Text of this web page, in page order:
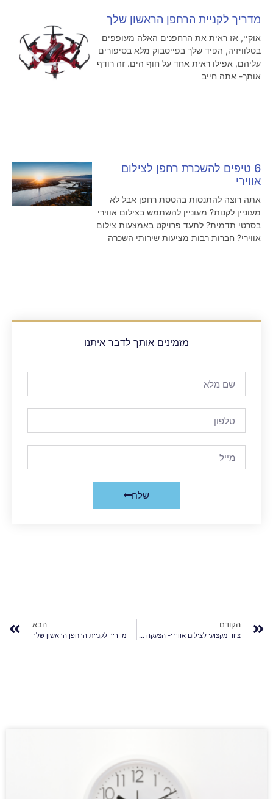
מדריך לקניית הרחפן הראשון שלך
אוקיי, אז ראית את הרחפנים האלה מעופפים
בטלוויזיה, הפיד שלך בפייסבוק מלא בסיפורים
עליהם, אפילו ראית אחד על חוף הים. זה רודף
אותך- אתה חייב
6 טיפים להשכרת רחפן לצילום
אווירי
אתה רוצה להתנסות בהטסת רחפן אבל לא
מעוניין לקנות? מעוניין להשתמש בצילום אווירי
בסרטי תדמית? לתעד פרויקט באמצעות צילום
אווירי? חברות רבות מציעות שירותי השכרה
מזמינים אותך לדבר איתנו
שלח
הקודם
ציוד מקצועי לצילום אווירי- הצעקה האחרונה
הבא
מדריך לקניית הרחפן הראשון שלך